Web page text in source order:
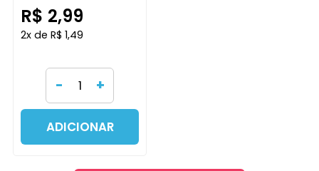
R$ 2,99
2x de R$ 1,49
- +
ADICIONAR